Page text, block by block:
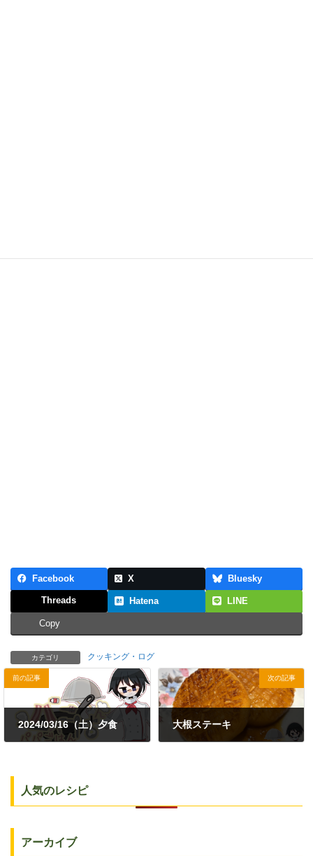
Facebook X Bluesky
Threads Hatena LINE
Copy
カテゴリ クッキング・ログ
前の記事
2024/03/16（土）夕食
次の記事
大根ステーキ
人気のレシピ
アーカイブ